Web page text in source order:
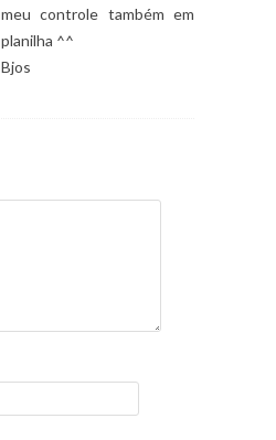
meu controle também em
planilha ^^
Bjos